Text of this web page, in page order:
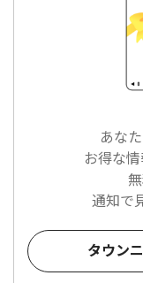
あな
お得な
通知で
タウン